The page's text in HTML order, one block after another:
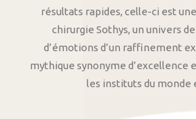
résultats rapides, celle-ci est
chirurgie Sothys, un univers
d’émotions d’un raffinement
mythique synonyme d’excellence
les instituts du monde